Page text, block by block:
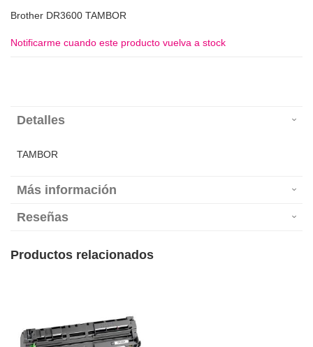
Brother DR3600 TAMBOR
Notificarme cuando este producto vuelva a stock
Detalles
TAMBOR
Más información
Reseñas
Productos relacionados